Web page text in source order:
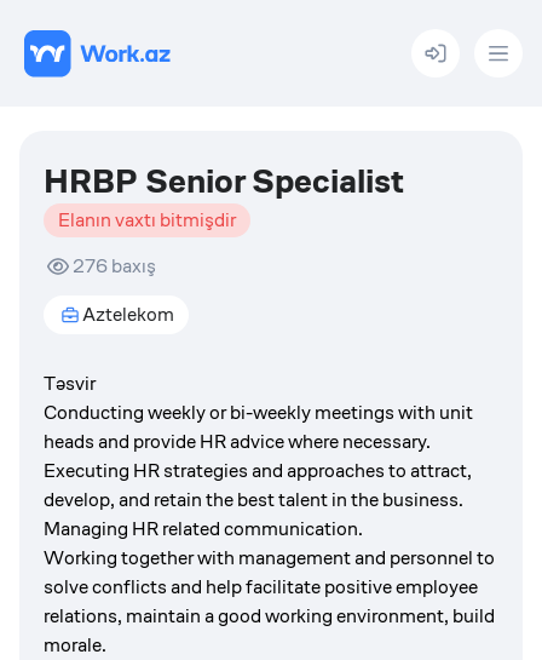
Menu
HRBP Senior Specialist
Elanın vaxtı bitmişdir
276baxış
Aztelekom
Təsvir
Conducting weekly or bi-weekly meetings with unit
heads and provide HR advice where necessary.
Executing HR strategies and approaches to attract,
develop, and retain the best talent in the business.
Managing HR related communication.
Working together with management and personnel to
solve conflicts and help facilitate positive employee
relations, maintain a good working environment, build
morale.